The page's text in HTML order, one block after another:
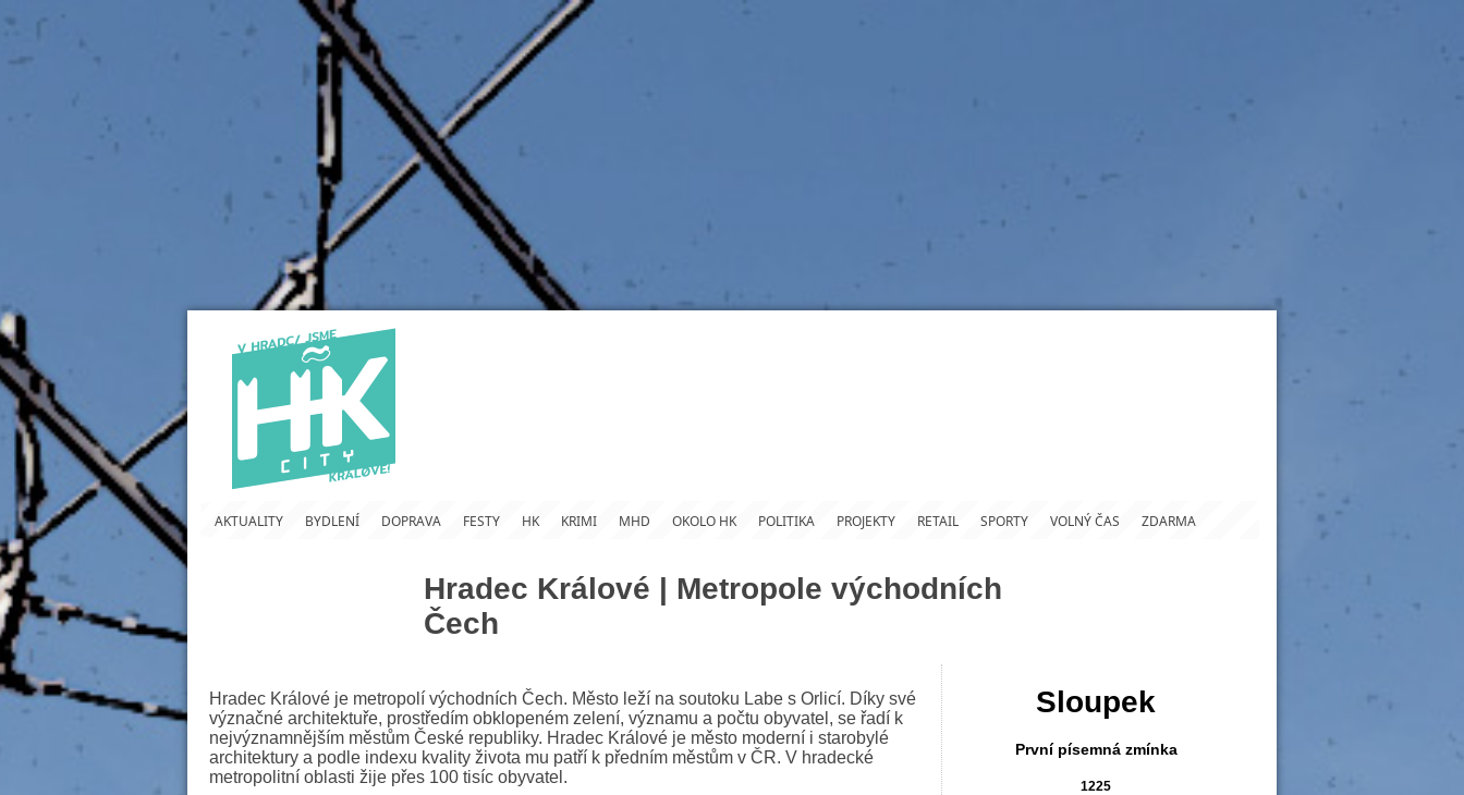
AKTUALITY BYDLENÍ DOPRAVA FESTY HK KRIMI MHD OKOLO HK POLITIKA PROJEKTY RETAIL SPORTY VOLNÝ ČAS ZDARMA
Hradec Králové | Metropole východních
Čech
Sloupek
První písemná zmínka
1225
Hradec Králové je metropolí východních Čech. Město leží na soutoku Labe s Orlicí. Díky své
význačné architektuře, prostředím obklopeném zelení, významu a počtu obyvatel, se řadí k
nejvýznamnějším městům České republiky. Hradec Králové je město moderní i starobylé
architektury a podle indexu kvality života mu patří k předním městům v ČR. V hradecké
metropolitní oblasti žije přes 100 tisíc obyvatel.